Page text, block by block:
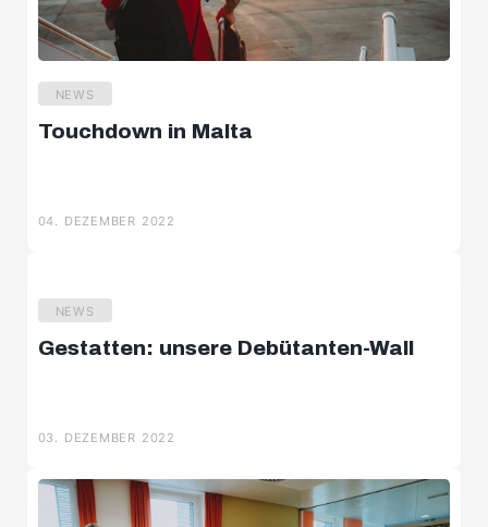
NEWS
Touchdown in Malta
04. DEZEMBER 2022
NEWS
Gestatten: unsere Debütanten-Wall
03. DEZEMBER 2022